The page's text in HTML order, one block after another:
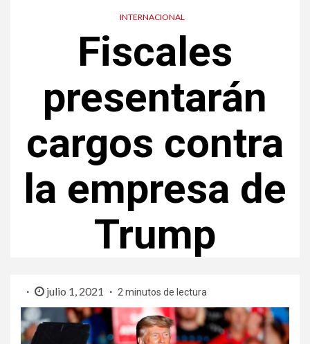
INTERNACIONAL
Fiscales
presentarán
cargos contra
la empresa de
Trump
julio 1, 2021 2 minutos de lectura